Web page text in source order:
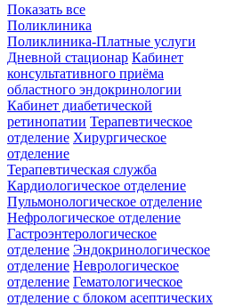
Показать все
Поликлиника
Поликлиника-Платные услуги
Дневной стационар Кабинет
консультативного приёма
областного эндокринологии
Кабинет диабетической
ретинопатии Терапевтическое
отделение Хирургическое
отделение
Терапевтическая служба
Кардиологическое отделение
Пульмонологическое отделение
Нефрологическое отделение
Гастроэнтерологическое
отделение Эндокринологическое
отделение Неврологическое
отделение Гематологическое
отделение c блоком асептических